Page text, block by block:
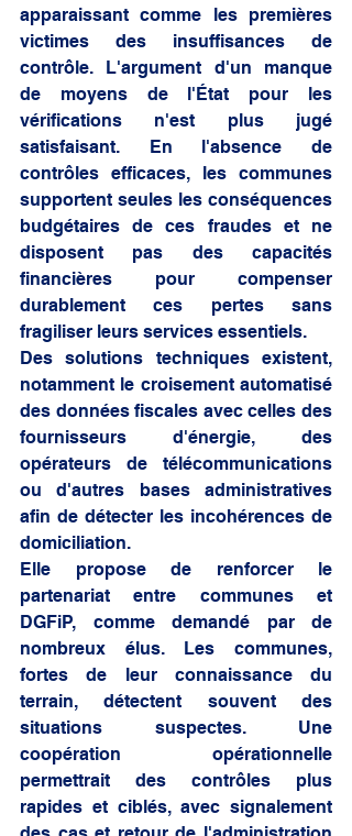
apparaissant comme les premières
victimes des insuffisances de
contrôle. L'argument d'un manque
de moyens de l'État pour les
vérifications n'est plus jugé
satisfaisant. En l'absence de
contrôles efficaces, les communes
supportent seules les conséquences
budgétaires de ces fraudes et ne
disposent pas des capacités
financières pour compenser
durablement ces pertes sans
fragiliser leurs services essentiels.
Des solutions techniques existent,
notamment le croisement automatisé
des données fiscales avec celles des
fournisseurs d'énergie, des
opérateurs de télécommunications
ou d'autres bases administratives
afin de détecter les incohérences de
domiciliation.
Elle propose de renforcer le
partenariat entre communes et
DGFiP, comme demandé par de
nombreux élus. Les communes,
fortes de leur connaissance du
terrain, détectent souvent des
situations suspectes. Une
coopération opérationnelle
permettrait des contrôles plus
rapides et ciblés, avec signalement